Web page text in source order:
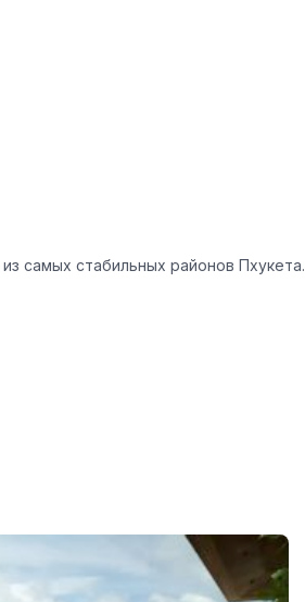
самых стабильных районов Пхукета.